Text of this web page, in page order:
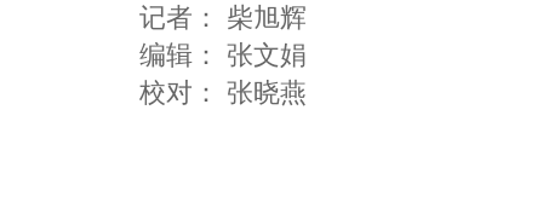
记者： 柴旭辉
编辑： 张文娟